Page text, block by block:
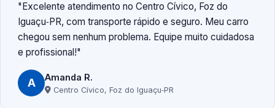
Excelente atendimento no Centro Cívico, Foz do
Iguaçu‑PR, com transporte rápido e seguro. Meu carro
chegou sem nenhum problema. Equipe muito cuidadosa
e profissional!
A Amanda R.
Centro Cívico, Foz do Iguaçu‑PR